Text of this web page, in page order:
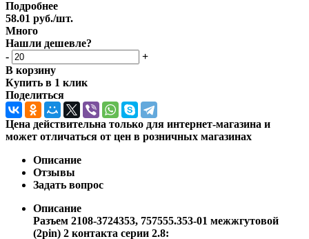
Подробнее
58.01 руб./шт.
Много
Нашли дешевле?
-
+
В корзину
Купить в 1 клик
Поделиться
Цена действительна только для интернет-магазина и
может отличаться от цен в розничных магазинах
Описание
Отзывы
Задать вопрос
Описание
Разъем 2108-3724353, 757555.353-01 межжгутовой
(2pin) 2 контакта серии 2.8: